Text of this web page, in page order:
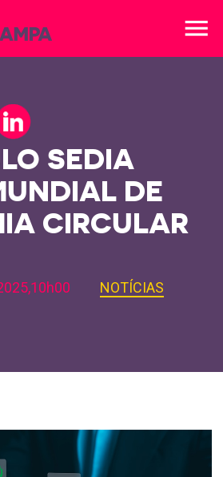
menu
SEDIA
DE
CIRCULAR
NOTÍCIAS